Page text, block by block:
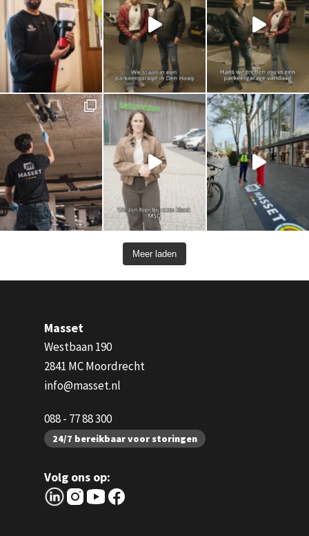
Meer laden
Masset
Westbaan 190
2841 MC Moordrecht
info@masset.nl
088 - 77 88 300
24/7 bereikbaar voor storingen
Volg ons op: